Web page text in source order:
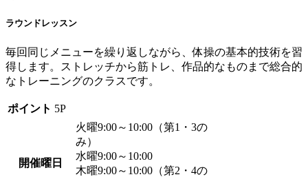
ラウンドレッスン
毎回同じメニューを繰り返しながら、体操の基本的技術を習
得します。ストレッチから筋トレ、作品的なものまで総合的
なトレーニングのクラスです。
ポイント 5P
開催曜日
火曜9:00～10:00（第1・3の
み）
水曜9:00～10:00
木曜9:00～10:00（第2・4の